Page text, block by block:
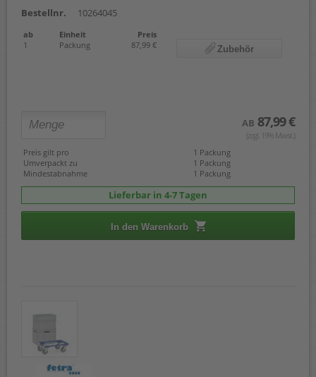
Bestellnr.
10264045
ab Einheit
Preis
1
Packung 87,99 € Zubehör
AB 87,99 €
(zzgl. 19% Mwst.)
Preis gilt pro
1 Packung
Umverpackt zu
1 Packung
Mindestabnahme
1 Packung
Lieferbar in 4-7 Tagen
In den Warenkorb